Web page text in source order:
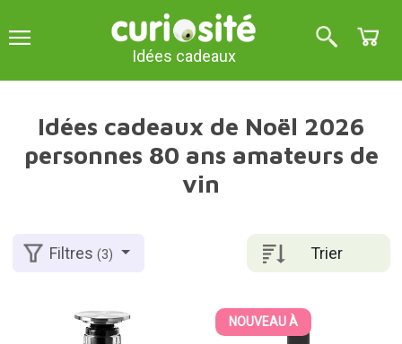
Idées cadeaux
Idées cadeaux de Noël 2026
personnes 80 ans amateurs de
vin
Trier
Filtres(3)
NOUVEAU À